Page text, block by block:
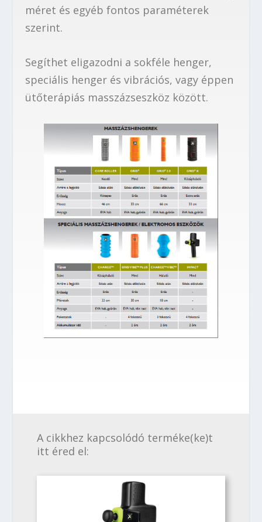
méret és egyéb fontos paraméterek
szerint.
Segíthet eligazodni a sokféle henger,
speciális henger és vibrációs, vagy éppen
ütőterápiás masszázseszköz között.
A cikkhez kapcsolódó terméke(ke)t
itt éred el: